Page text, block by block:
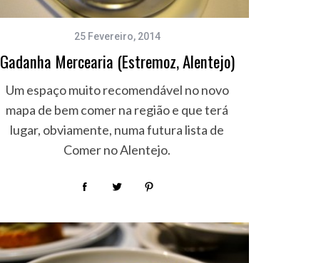
25 Fevereiro, 2014
Gadanha Mercearia (Estremoz, Alentejo)
Um espaço muito recomendável no novo
mapa de bem comer na região e que terá
lugar, obviamente, numa futura lista de
Comer no Alentejo.